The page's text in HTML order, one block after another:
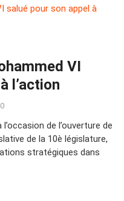
VI
l’action
de l’ouverture de
de la 10è législature,
stratégiques dans